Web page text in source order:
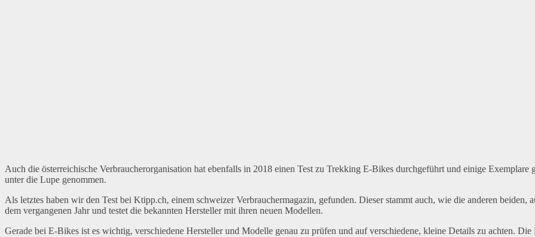
Auch die österreichische Verbraucherorganisation hat ebenfalls in 2018 einen Test zu Trekking E-Bikes durchgeführt und einige Exemplare
unter die Lupe genommen.
Als letztes haben wir den Test bei Ktipp.ch, einem schweizer Verbrauchermagazin, gefunden. Dieser stammt auch, wie die anderen beiden,
dem vergangenen Jahr und testet die bekannten Hersteller mit ihren neuen Modellen.
Gerade bei E-Bikes ist es wichtig, verschiedene Hersteller und Modelle genau zu prüfen und auf verschiedene, kleine Details zu achten. Die